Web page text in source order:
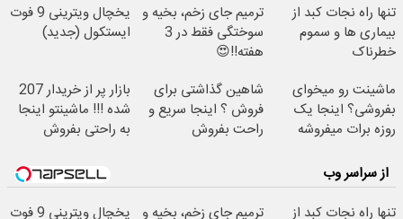
تنها راه نجات کبد از
بیماری ها و سموم
خطرناک
ترمیم جای زخم، بخیه و
سوختگی فقط در 3
هفته!!😍
یخچال ویترینی 9 فوت
ایستکول (جدید)
ماشینت رو میخوای
بفروشی؟ اینجا یک
روزه برات میفروشه
شاهین گذاشتی برای
فروش ؟ اینجا سریع و
راحت بفروش
بازار پر از خریدار 207
شده !!! ماشینتو اینجا
به راحتی بفروش
از سراسر وب
تنها راه نجات کبد از
ترمیم جای زخم، بخیه و
یخچال ویترینی 9 فوت